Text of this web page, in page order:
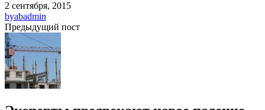
2 сентября, 2015
byabadmin
Предыдущий пост